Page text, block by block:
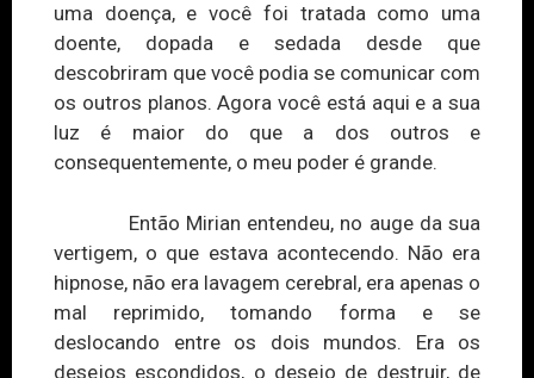
uma doença, e você foi tratada como uma
doente, dopada e sedada desde que
descobriram que você podia se comunicar com
os outros planos. Agora você está aqui e a sua
luz é maior do que a dos outros e
consequentemente, o meu poder é grande.
Então Mirian entendeu, no auge da sua
vertigem, o que estava acontecendo. Não era
hipnose, não era lavagem cerebral, era apenas o
mal reprimido, tomando forma e se
deslocando entre os dois mundos. Era os
desejos escondidos, o desejo de destruir, de